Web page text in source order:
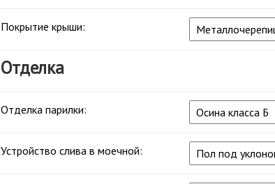
Покрытие крыши:
Отделка
Отделка парилки:
Устройство слива в моечной: